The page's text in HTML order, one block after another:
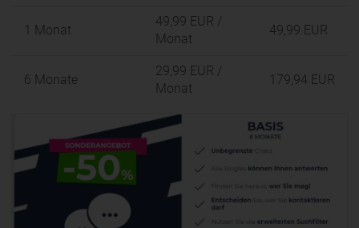
1 Monat
49,99 EUR /
Monat
49,99 EUR
6 Monate
29,99 EUR /
Monat
179,94 EUR